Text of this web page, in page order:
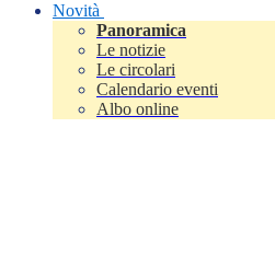
Novità
Panoramica
Le notizie
Le circolari
Calendario eventi
Albo online